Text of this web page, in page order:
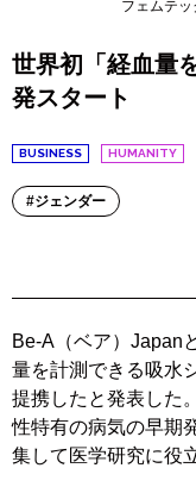
フェムテ
世界初「経血量
発スタート
BUSINESS HUMANITY
ジェンダー
Be-A（ベア）Japan
量を計測できる吸水
提携したと発表した
性特有の病気の早期
集して医学研究に役